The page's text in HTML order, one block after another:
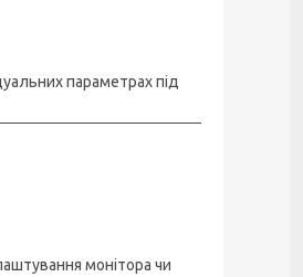
параметрах під
монітора чи